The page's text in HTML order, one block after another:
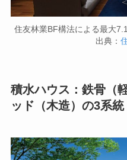
住友林業BF構法による最大
出典：
積水ハウス：鉄骨（
ッド（木造）の3系統